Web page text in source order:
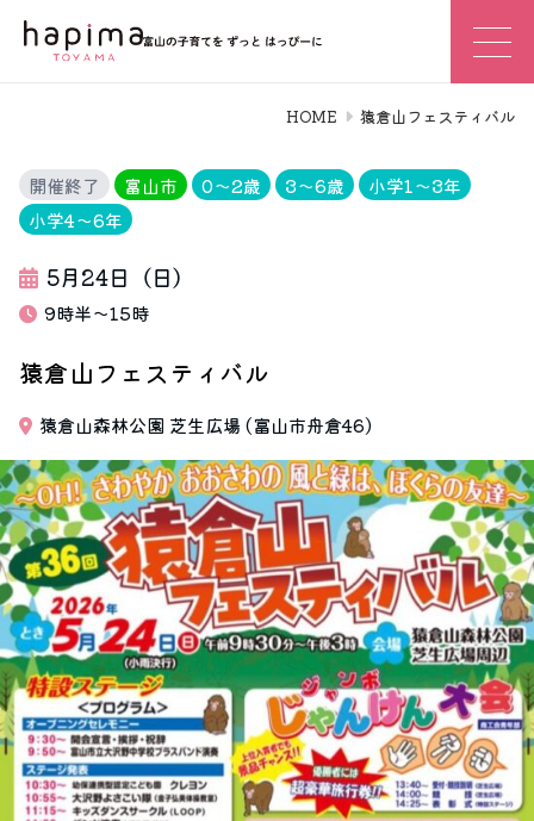
HOME 猿倉山フェスティバル
開催終了 富山市 0〜2歳 3〜6歳
小学1〜3年
小学4〜6年
5月24日（日）
9時半～15時
猿倉山フェスティバル
猿倉山森林公園 芝生広場 (富山市舟倉46)